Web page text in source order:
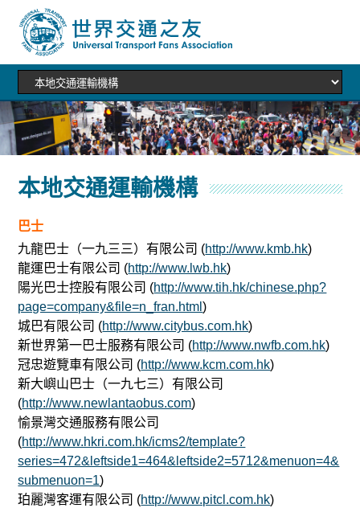
本地交通運輸機構
巴士
九龍巴士（一九三三）有限公司 (http://www.kmb.hk)
龍運巴士有限公司 (http://www.lwb.hk)
陽光巴士控股有限公司 (http://www.tih.hk/chinese.php?
page=company&file=n_fran.html)
城巴有限公司 (http://www.citybus.com.hk)
新世界第一巴士服務有限公司 (http://www.nwfb.com.hk)
冠忠遊覽車有限公司 (http://www.kcm.com.hk)
新大嶼山巴士（一九七三）有限公司
(http://www.newlantaobus.com)
愉景灣交通服務有限公司
(http://www.hkri.com.hk/icms2/template?
series=472&leftside1=464&leftside2=5712&menuon=4&
submenuon=1)
珀麗灣客運有限公司 (http://www.pitcl.com.hk)